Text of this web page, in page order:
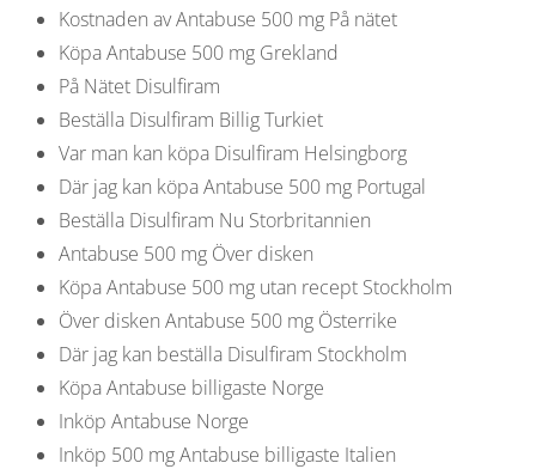
Kostnaden av Antabuse 500 mg På nätet
Köpa Antabuse 500 mg Grekland
På Nätet Disulfiram
Beställa Disulfiram Billig Turkiet
Var man kan köpa Disulfiram Helsingborg
Där jag kan köpa Antabuse 500 mg Portugal
Beställa Disulfiram Nu Storbritannien
Antabuse 500 mg Över disken
Köpa Antabuse 500 mg utan recept Stockholm
Över disken Antabuse 500 mg Österrike
Där jag kan beställa Disulfiram Stockholm
Köpa Antabuse billigaste Norge
Inköp Antabuse Norge
Inköp 500 mg Antabuse billigaste Italien